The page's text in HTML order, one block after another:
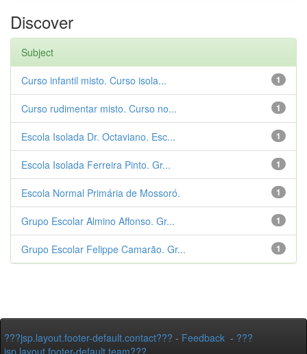
Discover
Subject
1
Curso infantil misto. Curso isola...
1
Curso rudimentar misto. Curso no...
1
Escola Isolada Dr. Octaviano. Esc...
1
Escola Isolada Ferreira Pinto. Gr...
1
Escola Normal Primária de Mossoró.
1
Grupo Escolar Almino Affonso. Gr...
1
Grupo Escolar Felippe Camarão. Gr...
???jsp.layout.footer-default.contact??? - Feedback - ???
jsp.layout.footer-default.team???